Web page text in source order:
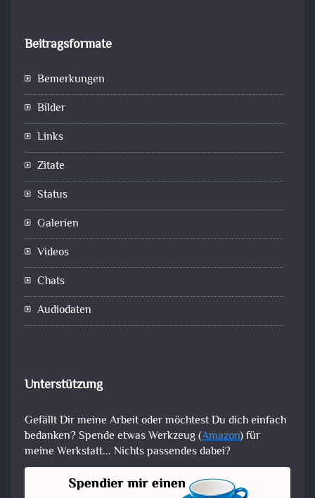
Beitragsformate
Bemerkungen
Bilder
Links
Zitate
Status
Galerien
Videos
Chats
Audiodaten
Unterstützung
Gefällt Dir meine Arbeit oder möchtest Du dich einfach
bedanken? Spende etwas Werkzeug (Amazon) für
meine Werkstatt... Nichts passendes dabei?